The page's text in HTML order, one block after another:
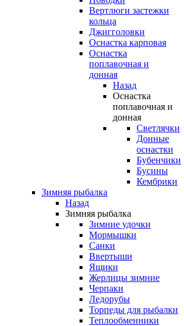
Вертлюги застежки
кольца
Джигголовки
Оснастка карповая
Оснастка
поплавочная и
донная
Назад
Оснастка
поплавочная и
донная
Светлячки
Донные
оснастки
Бубенчики
Бусины
Кембрики
Зимняя рыбалка
Назад
Зимняя рыбалка
Зимние удочки
Мормышки
Санки
Ввертыши
Ящики
Жерлицы зимние
Черпаки
Ледорубы
Торпеды для рыбалки
Теплообменники